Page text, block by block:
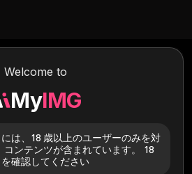
Welcome to
MyIMG
は、18 歳以上のユーザーのみを対
コンテンツが含まれています。 18
確認してください